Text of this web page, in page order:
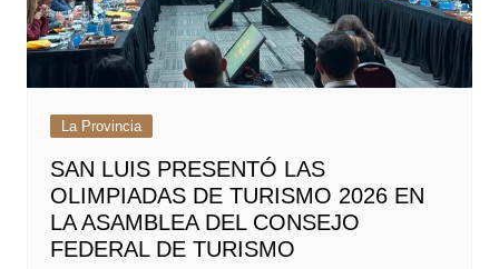
La Provincia
SAN LUIS PRESENTÓ LAS
OLIMPIADAS DE TURISMO 2026 EN
LA ASAMBLEA DEL CONSEJO
FEDERAL DE TURISMO